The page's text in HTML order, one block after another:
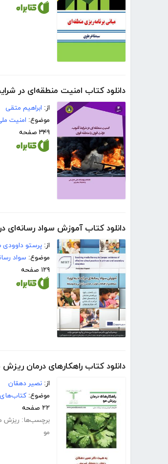
دانلود کتاب امنیت منطقه‌ای در
از: ابراهیم متقی
موضوع: امنیت
۳۴۹ صفحه
دانلود کتاب آموزش سواد رسانه‌ای
از: پرستو داوودی
موضوع: سواد
۱۲۹ صفحه
دانلود کتاب راهکار‌های درمان ریزش
از: نصیر دهقان
موضوع:
۲۲ صفحه
برچسب‌ها: ریزش
مو